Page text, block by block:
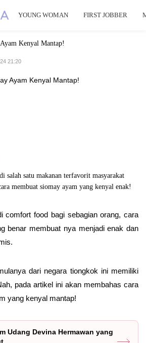
YOUNG WOMAN FIRST JOBBER
Kenyal Mantap!
21:20
salah satu makanan terfavorit masyarakat
membuat siomay ayam yang kenyal enak!
comfort food bagi sebagian orang, cara
benar membuat nya menjadi enak dan
dari negara tiongkok ini memiliki
pada artikel ini akan membahas cara
yang kenyal mantap!
Udang Devina Hermawan yang